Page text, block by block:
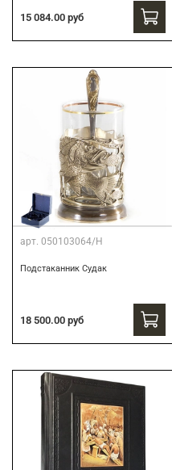
15 084.00 руб
арт. 050103064/Н
Подстаканник Судак
18 500.00 руб